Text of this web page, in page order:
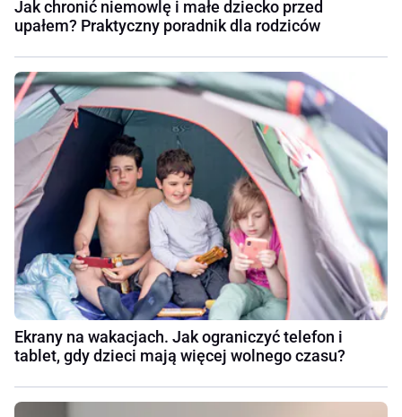
Jak chronić niemowlę i małe dziecko przed
upałem? Praktyczny poradnik dla rodziców
Ekrany na wakacjach. Jak ograniczyć telefon i
tablet, gdy dzieci mają więcej wolnego czasu?